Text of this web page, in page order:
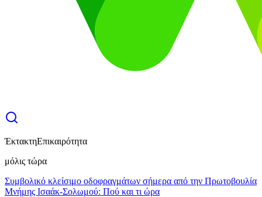
ΈκτακτηΕπικαιρότητα
μόλις τώρα
Συμβολικό κλείσιμο οδοφραγμάτων σήμερα από την Πρωτοβουλία
Μνήμης Ισαάκ-Σολωμού: Πού και τι ώρα